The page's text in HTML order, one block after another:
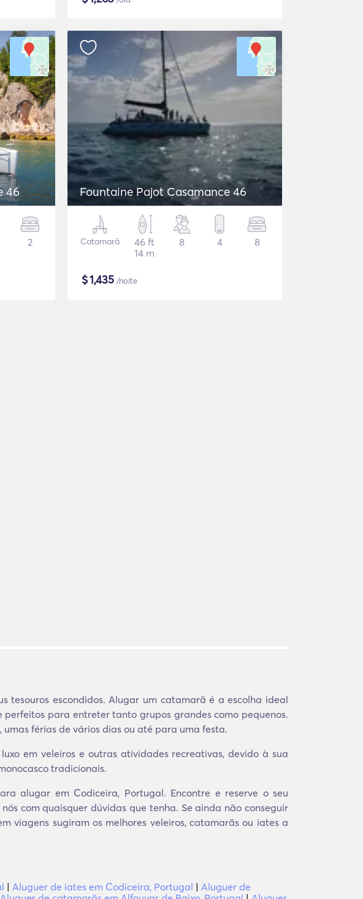
46
2
Fountaine Pajot Casamance 46
Catamarã
46 ft
14 m
8 4 8
$1,435 /noite
tesouros escondidos. Alugar um catamarã é a escolha ideal
para entreter tanto grupos grandes como pequenos.
férias de vários dias ou até para uma festa.
em veleiros e outras atividades recreativas, devido à sua
tradicionais.
alugar em Codiceira, Portugal. Encontre e reserve o seu
com quaisquer dúvidas que tenha. Se ainda não conseguir
viagens sugiram os melhores veleiros, catamarãs ou iates a
| Aluguer de iates em Codiceira, Portugal | Aluguer de